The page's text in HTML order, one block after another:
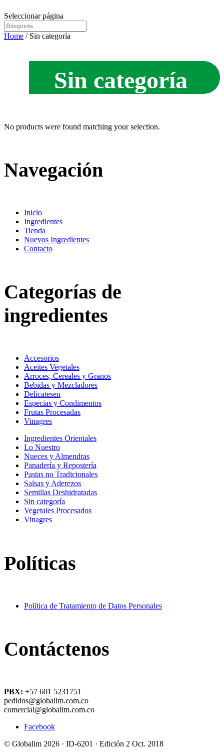
Seleccionar página
Home / Sin categoría
Sin categoría
No products were found matching your selection.
Navegación
Inicio
Ingredientes
Tienda
Nuevos Ingredientes
Contacto
Categorías de
ingredientes
Accesorios
Aceites Vegetales
Arroces, Cereales y Granos
Bebidas y Mezcladores
Delicatesen
Especias y Condimentos
Frutas Procesadas
Vinagres
Ingredientes Orientales
Lo Nuestro
Nueces y Almendras
Panadería y Repostería
Pastas no Tradicionales
Salsas y Aderezos
Semillas Deshidratadas
Sin categoría
Vegetales Procesados
Vinagres
Políticas
Política de Tratamiento de Datos Personales
Contáctenos
PBX: +57 601 5231751
pedidos@globalim.com.co
comercial@globalim.com.co
Facebook
© Globalim 2026 · ID-6201 · Edición 2 Oct. 2018